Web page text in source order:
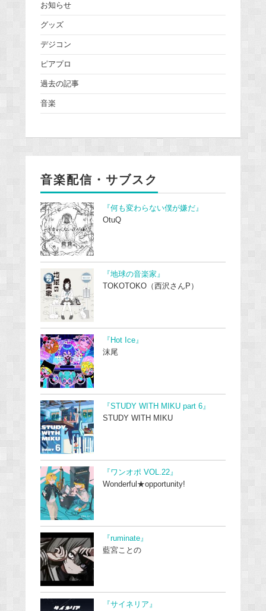
お知らせ
グッズ
デジコン
ピアプロ
過去の記事
音楽
音楽配信・サブスク
『何も変わらない僕が嫌だ』
OtuQ
『地球の音楽家』
TOKOTOKO（西沢さんP）
『Hot Ice』
沫尾
『STUDY WITH MIKU part 6』
STUDY WITH MIKU
『ワンオポ VOL.22』
Wonderful★opportunity!
『ruminate』
藍宮ことの
『サイネリア』